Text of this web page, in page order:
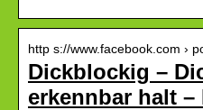
http s://www.facebook.com ›
Dickblockig –
erkennbar halt –